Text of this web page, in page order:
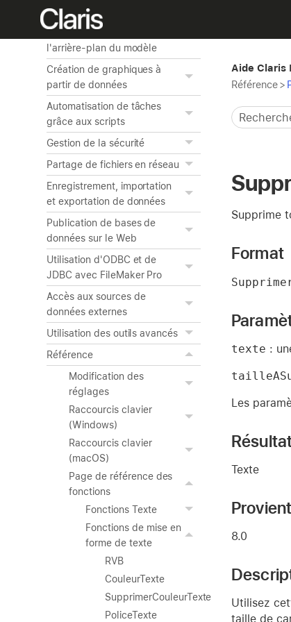
Modification des objets, des
éléments de modèle et de
l'arrière-plan du modèle
Création de graphiques à
partir de données
Automatisation de tâches
grâce aux scripts
Gestion de la sécurité
Partage de fichiers en réseau
Enregistrement, importation
et exportation de données
Publication de bases de
données sur le Web
Utilisation d'ODBC et de
JDBC avec FileMaker Pro
Accès aux sources de
données externes
Utilisation des outils avancés
Référence
Modification des
réglages
Raccourcis clavier
(Windows)
Raccourcis clavier
(macOS)
Page de référence des
fonctions
Fonctions Texte
Fonctions de mise en
forme de texte
RVB
CouleurTexte
SupprimerCouleurTexte
PoliceTexte
Aide Claris
Référence>
Supprime
Format
texte :
Les
Texte
8.0
Utilisez
taille de